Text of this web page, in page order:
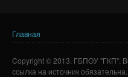
Вы здесь
Главная
Copyright © 2013. ГБПОУ "ГКП".
ссылка на источник обязательна.